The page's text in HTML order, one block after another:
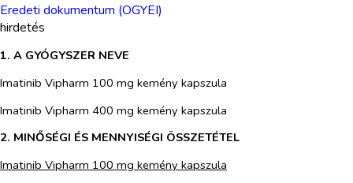
Eredeti dokumentum (OGYEI)
hirdetés
1. A GYÓGYSZER NEVE
Imatinib Vipharm 100 mg kemény kapszula
Imatinib Vipharm 400 mg kemény kapszula
2. MINŐSÉGI ÉS MENNYISÉGI ÖSSZETÉTEL
Imatinib Vipharm 100 mg kemény kapszula